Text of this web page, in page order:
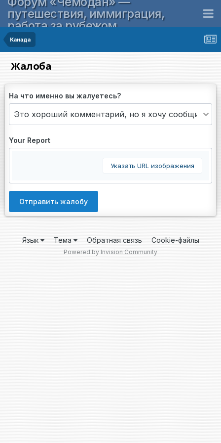
путешествия, иммиграция,
работа за рубежом
Канада
Жалоба
На что именно вы жалуетесь?
Your Report
Указать URL изображения
Отправить жалобу
Язык Тема Обратная связь Cookie-файлы
Powered by Invision Community